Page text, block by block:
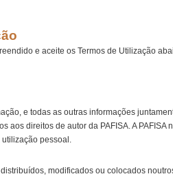
e aceite os Termos de Utilização
e todas as outras informações
aos direitos de autor da PAFISA. A
pessoal.
modificados ou colocados